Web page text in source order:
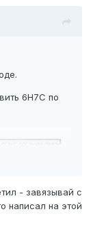
6Н7С по
- завязывай с
написал на этой